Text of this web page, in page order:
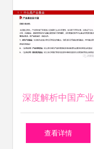
深度解析中国产业
基金的建立、投
查看详情